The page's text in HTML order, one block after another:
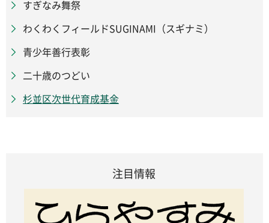
すぎなみ舞祭
わくわくフィールドSUGINAMI（スギナミ）
青少年善行表彰
二十歳のつどい
杉並区次世代育成基金
注目情報